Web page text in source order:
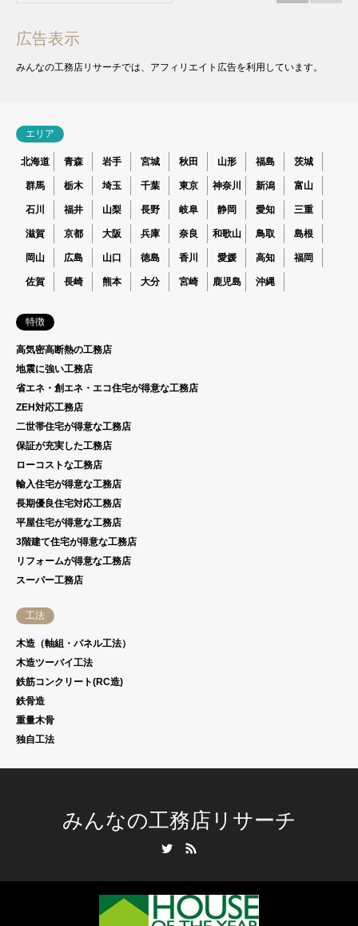
広告表示
みんなの工務店リサーチでは、アフィリエイト広告を利用しています。
エリア
北海道 青森 岩手 宮城 秋田 山形 福島 茨城
群馬 栃木 埼玉 千葉 東京 神奈川 新潟 富山
石川 福井 山梨 長野 岐阜 静岡 愛知 三重
滋賀 京都 大阪 兵庫 奈良 和歌山 鳥取 島根
岡山 広島 山口 徳島 香川 愛媛 高知 福岡
佐賀 長崎 熊本 大分 宮崎 鹿児島 沖縄
特徴
高気密高断熱の工務店
地震に強い工務店
省エネ・創エネ・エコ住宅が得意な工務店
ZEH対応工務店
二世帯住宅が得意な工務店
保証が充実した工務店
ローコストな工務店
輸入住宅が得意な工務店
長期優良住宅対応工務店
平屋住宅が得意な工務店
3階建て住宅が得意な工務店
リフォームが得意な工務店
スーパー工務店
工法
木造（軸組・パネル工法）
木造ツーバイ工法
鉄筋コンクリート(RC造)
鉄骨造
重量木骨
独自工法
みんなの工務店リサーチ